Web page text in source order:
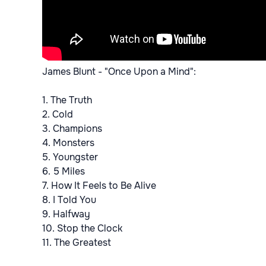
James Blunt - "Once Upon a Mind":
1. The Truth
2. Cold
3. Champions
4. Monsters
5. Youngster
6. 5 Miles
7. How It Feels to Be Alive
8. I Told You
9. Halfway
10. Stop the Clock
11. The Greatest